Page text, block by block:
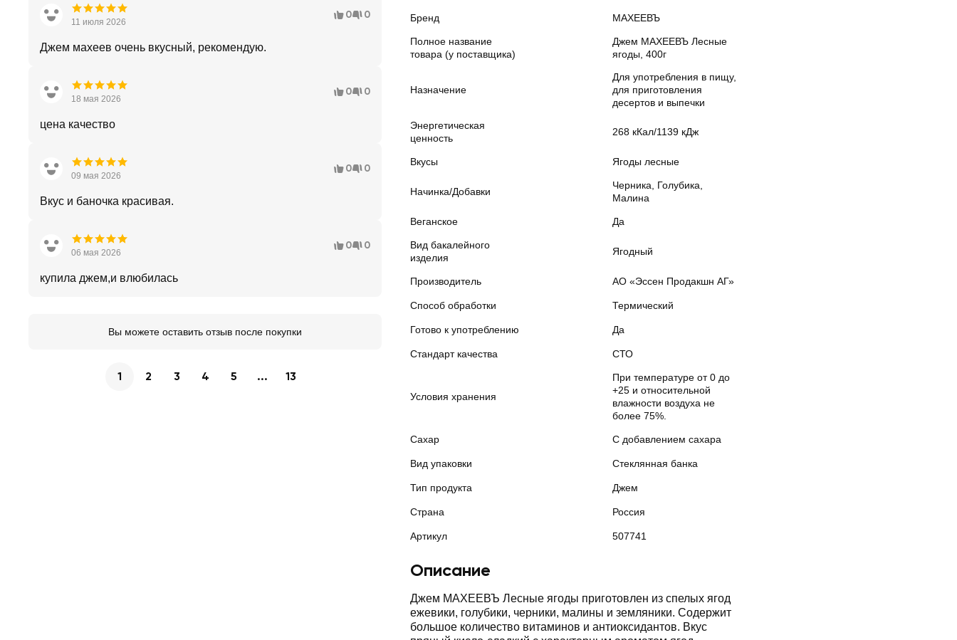
Бренд МАХЕЕВЪ
Полное название
товара (у поставщика)
Джем МАХЕЕВЪ Лесные
ягоды, 400г
Назначение
Для употребления в пищу,
для приготовления
десертов и выпечки
Энергетическая
ценность
268 кКал/1139 кДж
Вкусы Ягоды лесные
Начинка/Добавки
Черника, Голубика,
Малина
Веганское Да
Вид бакалейного
изделия
Ягодный
Производитель АО «Эссен Продакшн АГ»
Способ обработки Термический
Готово к употреблению Да
Стандарт качества СТО
Условия хранения
При температуре от 0 до
+25 и относительной
влажности воздуха не
более 75%.
Сахар С добавлением сахара
Вид упаковки Стеклянная банка
Тип продукта Джем
Страна Россия
Артикул 507741
Описание
Джем МАХЕЕВЪ Лесные ягоды приготовлен из спелых ягод
ежевики, голубики, черники, малины и земляники. Содержит
большое количество витаминов и антиоксидантов. Вкус
11 июля 2026
0 0
Джем махеев очень вкусный, рекомендую.
18 мая 2026
0 0
цена качество
09 мая 2026
0 0
Вкус и баночка красивая.
06 мая 2026
0 0
купила джем,и влюбилась
Вы можете оставить отзыв после покупки
1 2 3 4 5 ... 13